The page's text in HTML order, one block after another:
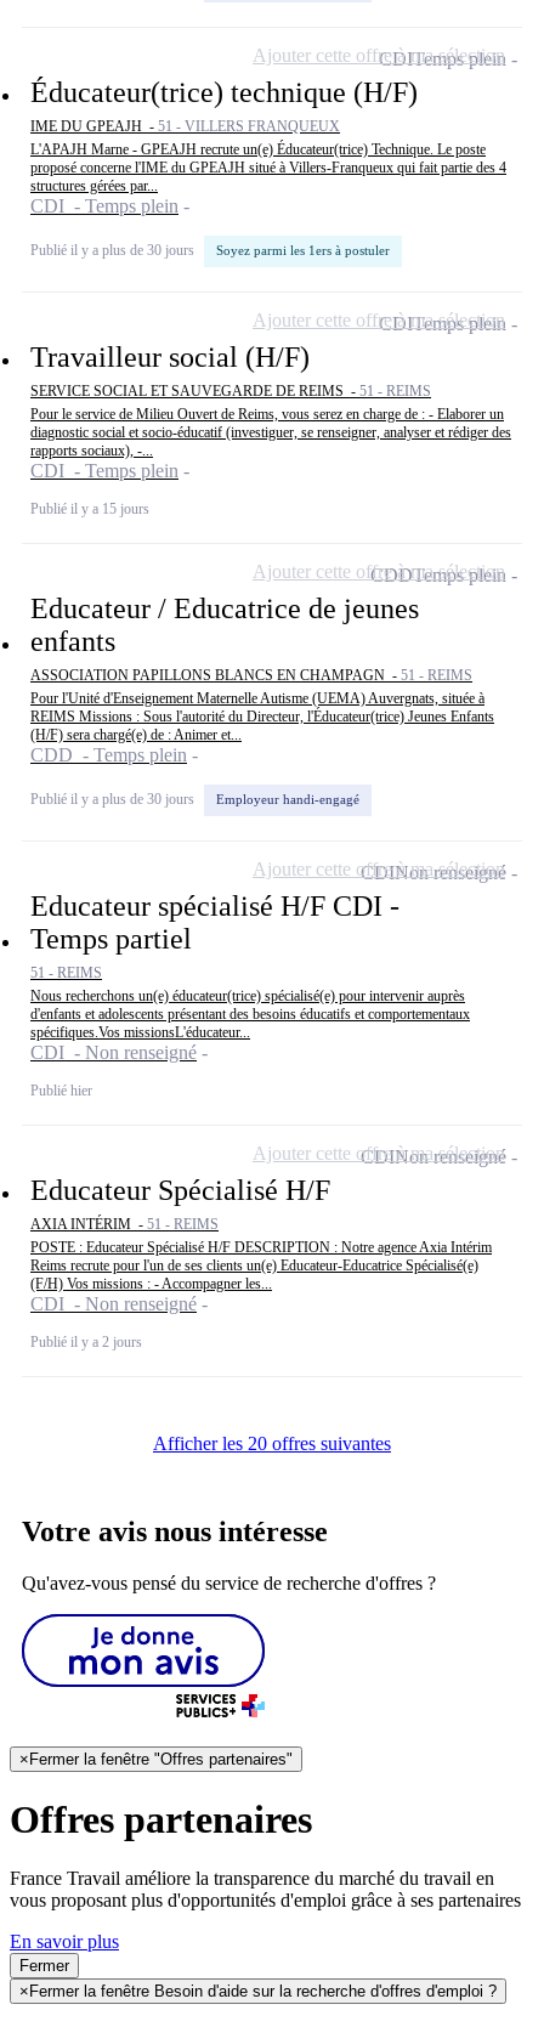
Éducateur(trice) technique (H/F)
IME DU GPEAJH - 51 - VILLERS FRANQUEUX
L'APAJH Marne - GPEAJH recrute un(e) Éducateur(trice) Technique. Le poste
proposé concerne l'IME du GPEAJH situé à Villers-Franqueux qui fait partie des 4
structures gérées par...
CDI - Temps plein
Publié il y a plus de 30 jours Soyez parmi les 1ers à postuler
CDITemps plein
Ajouter cette offre à ma sélection
Travailleur social (H/F)
SERVICE SOCIAL ET SAUVEGARDE DE REIMS - 51 - REIMS
Pour le service de Milieu Ouvert de Reims, vous serez en charge de : - Elaborer un
diagnostic social et socio-éducatif (investiguer, se renseigner, analyser et rédiger des
rapports sociaux), -...
CDI - Temps plein
Publié il y a 15 jours
CDITemps plein
Ajouter cette offre à ma sélection
Educateur / Educatrice de jeunes
enfants
ASSOCIATION PAPILLONS BLANCS EN CHAMPAGN - 51 - REIMS
Pour l'Unité d'Enseignement Maternelle Autisme (UEMA) Auvergnats, située à
REIMS Missions : Sous l'autorité du Directeur, l'Éducateur(trice) Jeunes Enfants
(H/F) sera chargé(e) de : Animer et...
CDD - Temps plein
Publié il y a plus de 30 jours Employeur handi-engagé
CDDTemps plein
Ajouter cette offre à ma sélection
Educateur spécialisé H/F CDI -
Temps partiel
51 - REIMS
Nous recherchons un(e) éducateur(trice) spécialisé(e) pour intervenir auprès
d'enfants et adolescents présentant des besoins éducatifs et comportementaux
spécifiques.Vos missionsL'éducateur...
CDI - Non renseigné
Publié hier
CDINon renseigné
Ajouter cette offre à ma sélection
Educateur Spécialisé H/F
AXIA INTÉRIM - 51 - REIMS
POSTE : Educateur Spécialisé H/F DESCRIPTION : Notre agence Axia Intérim
Reims recrute pour l'un de ses clients un(e) Educateur-Educatrice Spécialisé(e)
(F/H) Vos missions : - Accompagner les...
CDI - Non renseigné
Publié il y a 2 jours
CDINon renseigné
Ajouter cette offre à ma sélection
Afficher les 20 offres suivantes
Votre avis nous intéresse
Qu'avez-vous pensé du service de recherche d'offres ?
×Fermer la fenêtre "Offres partenaires"
Offres partenaires
France Travail améliore la transparence du marché du travail en
vous proposant plus d'opportunités d'emploi grâce à ses partenaires
En savoir plus
Fermer
× Fermer la fenêtre Besoin d'aide sur la recherche d'offres d'emploi ?